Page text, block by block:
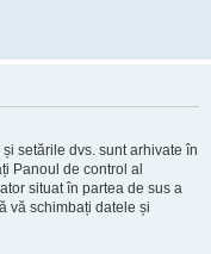
setările dvs. sunt arhivate în
Panoul de control al
situat în partea de sus a
vă schimbați datele și